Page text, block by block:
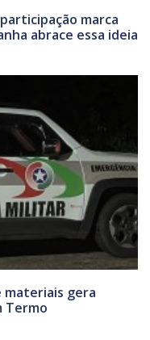
marca
abrace essa ideia
materiais gera
Termo